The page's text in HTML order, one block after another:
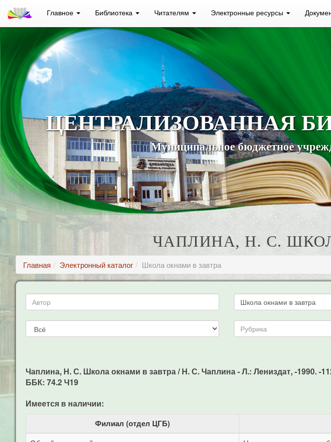
Главное Библиотека Читателям Электронные ресурсы
ЦЕНТРАЛИЗОВАННАЯ
Муниципальное бюджетное
ЧАПЛИНА, Н. С.
Главная Электронный каталог Школа окнами в завтра
Чаплина, Н. С. Школа окнами в завтра / Н. С. Чаплина - Л.: Лениздат, -1990. -
ББК: 74.2 Ч19
Имеется в наличии:
Филиал (отдел ЦГБ)